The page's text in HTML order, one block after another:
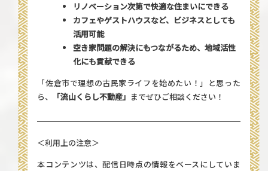
リノベーション次第で快適な住まいにできる
カフェやゲストハウスなど、ビジネスとしても
活用可能
空き家問題の解決にもつながるため、地域活性
化にも貢献できる
「佐倉市で理想の古民家ライフを始めたい！」と思った
ら、
「流山くらし不動産」 までぜひご相談ください！
＜利用上の注意＞
本コンテンツは、配信日時点の情報をベースにしていま